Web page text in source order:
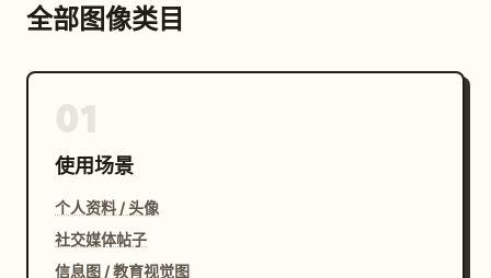
全部图像类目
使用场景
个人资料 / 头像
社交媒体帖子
信息图 / 教育视觉图